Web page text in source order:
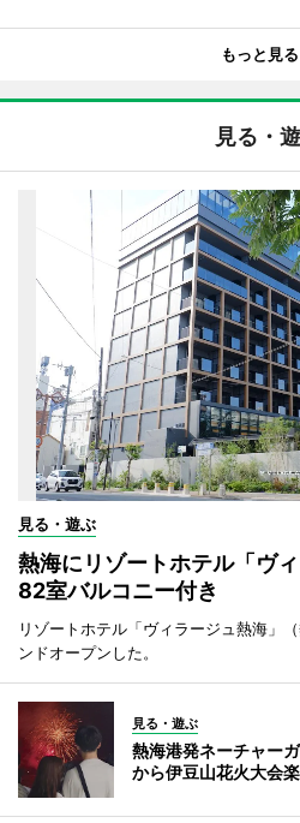
もっと見る
見る・
見る・遊ぶ
熱海にリゾートホテル「ヴ
82室バルコニー付き
リゾートホテル「ヴィラージュ熱海」
ンドオープンした。
見る・遊ぶ
熱海港発ネーチャー
から伊豆山花火大会